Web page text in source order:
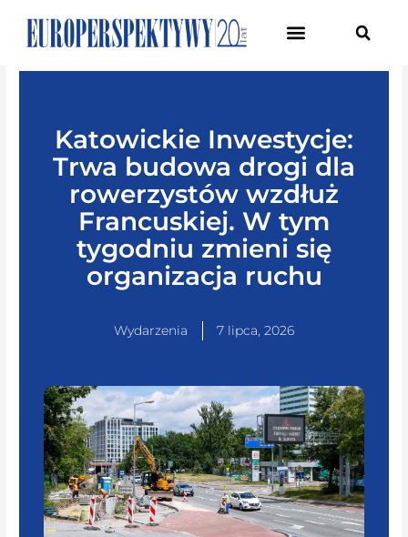
Katowickie Inwestycje:
Trwa budowa drogi dla
rowerzystów wzdłuż
Francuskiej. W tym
tygodniu zmieni się
organizacja ruchu
Wydarzenia 7 lipca, 2026